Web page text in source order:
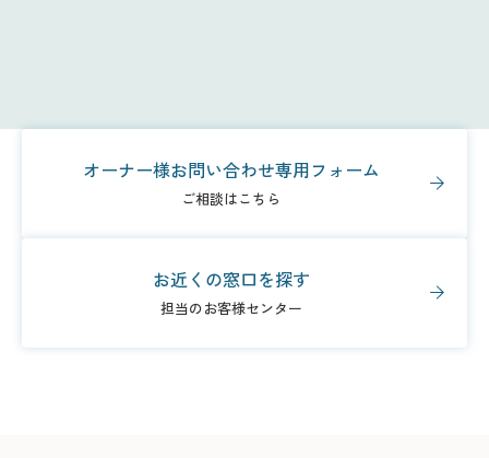
オーナー様お問い合わせ専用フォーム
ご相談はこちら
お近くの窓口を探す
担当のお客様センター